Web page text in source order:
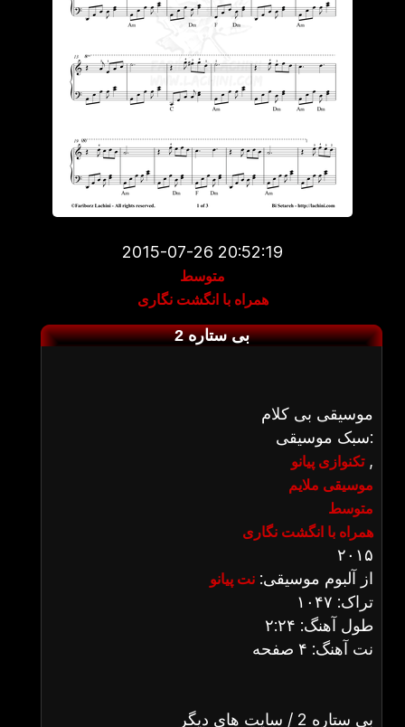
2015-07-26 20:52:19
متوسط
همراه با انگشت نگاری
بی ستاره 2
موسیقی بی کلام
سبک موسیقی:
تکنوازی پیانو,
موسیقی ملایم
متوسط
همراه با انگشت نگاری
۲۰۱۵
از آلبوم موسیقی: نت پیانو
تراک: ۱۰۴۷
طول آهنگ: ۲:۲۴
نت آهنگ: ۴ صفحه
بی ستاره 2 / سایت های دیگر